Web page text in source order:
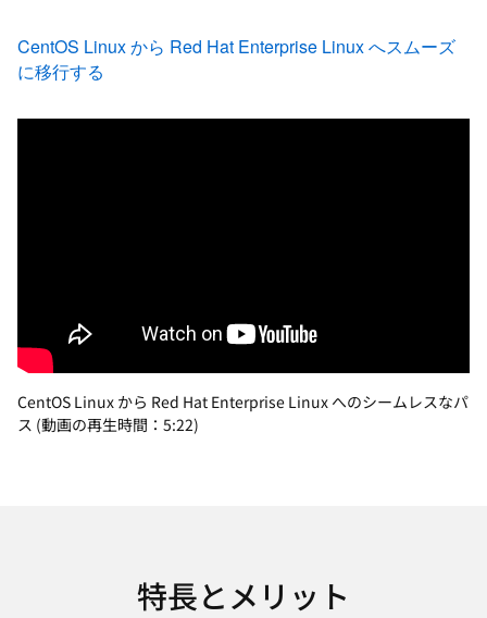
CentOS Linux から Red Hat Enterprise Linux へスムーズ
に移行する
CentOS Linux から Red Hat Enterprise Linux へのシームレスなパ
ス (動画の再生時間：5:22)
特長とメリット